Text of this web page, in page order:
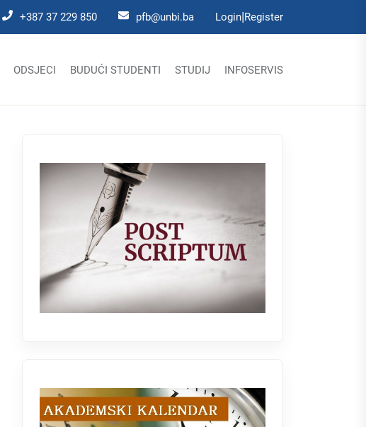
+387 37 229 850 pfb@unbi.ba Login|Register
ODSJECI BUDUĆI STUDENTI STUDIJ INFOSERVIS